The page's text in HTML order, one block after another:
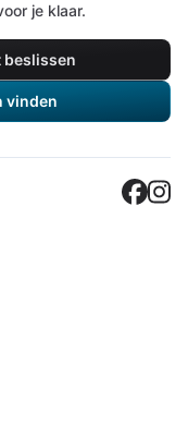
je klaar.
beslissen
vinden